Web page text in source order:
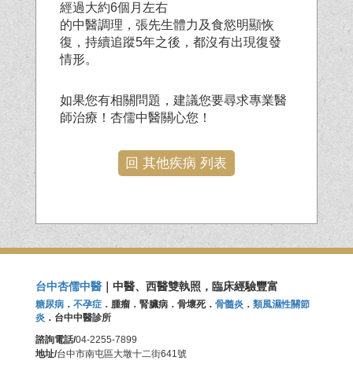
經過大約6個月左右
的中醫調理，張先生體力及食慾明顯恢
復，持續追蹤5年之後，都沒有出現復發
情形。
如果您有相關問題，建議您要尋求專業醫
師治療！杏儒中醫關心您！
回 其他疾病 列表
台中杏儒中醫｜中醫、西醫雙執照，臨床經驗豐富
糖尿病． 不孕症．腫瘤．腎臟病．骨壞死． 骨髓炎． 類風濕性關節
炎．台中中醫診所
諮詢電話/04-2255-7899
地址/台中市南屯區大墩十二街641號